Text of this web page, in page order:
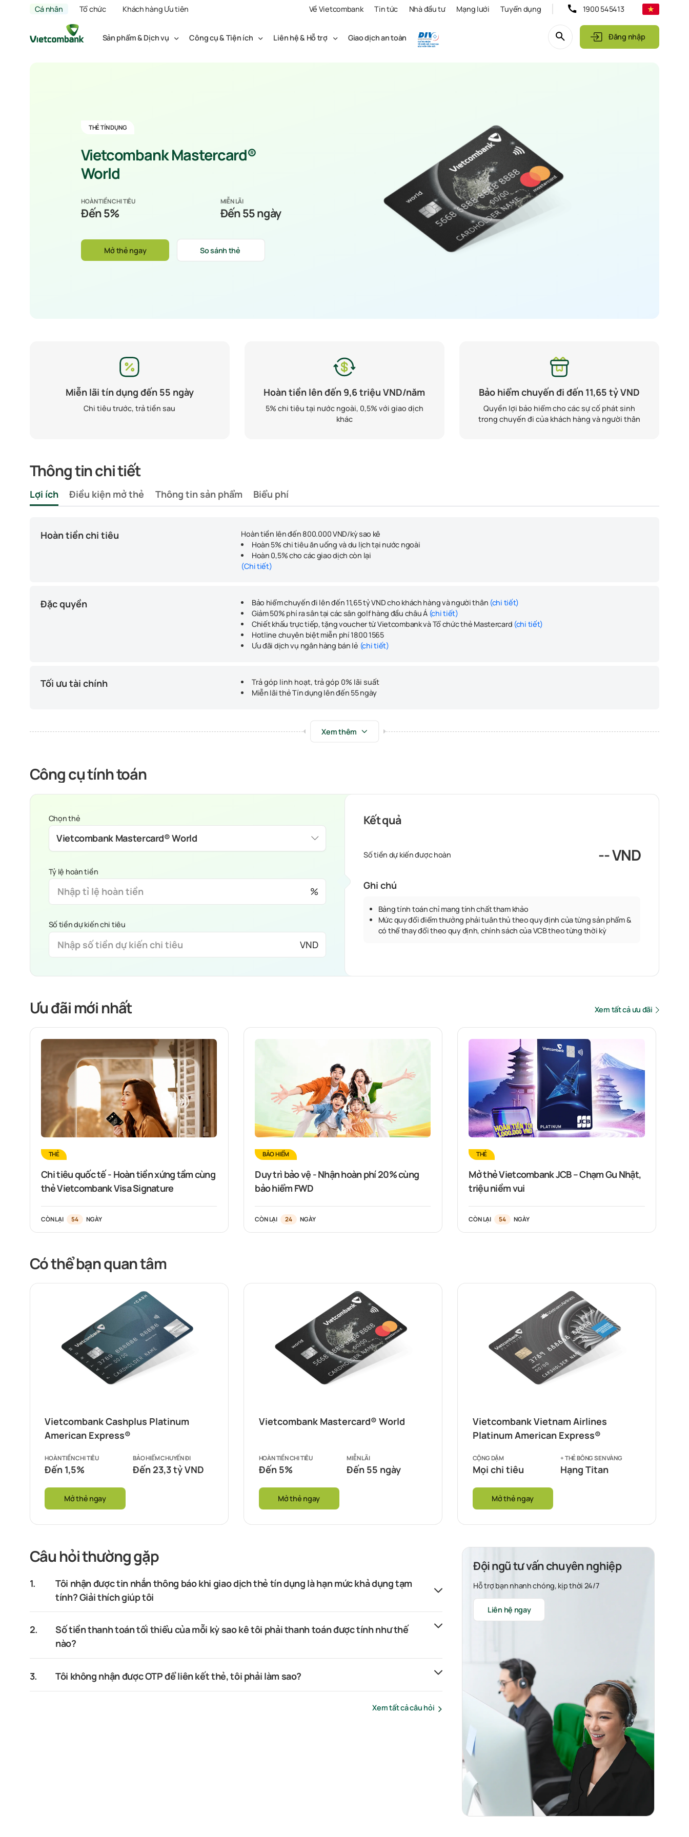
Cá nhân Tổ chức Khách hàng Ưu tiên Về Vietcombank Tin tức Nhà đầu tư Mạng lưới Tuyển dụng 1900 545413
Sản phẩm & Dịch vụ Công cụ & Tiện ích Liên hệ & Hỗ trợ Giao dịch an toàn Đăng nhập
THẺ TÍN DỤNG
Vietcombank Mastercard®
World
HOÀN TIỀN CHI TIÊU
Đến 5%
MIỄN LÃI
Đến 55 ngày
Mở thẻ ngay So sánh thẻ
Miễn lãi tín dụng đến 55 ngày
Chi tiêu trước, trả tiền sau
Hoàn tiền lên đến 9,6 triệu VND/năm
5% chi tiêu tại nước ngoài, 0,5% với giao dịch
khác
Bảo hiểm chuyến đi đến 11,65 tỷ VND
Quyền lợi bảo hiểm cho các sự cố phát sinh
trong chuyến đi của khách hàng và người thân
Thông tin chi tiết
Lợi ích Điều kiện mở thẻ Thông tin sản phẩm Biểu phí
Hoàn tiền chi tiêu
Hoàn tiền lên đến 800.000 VND/kỳ sao kê
Hoàn 5% chi tiêu ăn uống và du lịch tại nước ngoài
Hoàn 0,5% cho các giao dịch còn lại
(Chi tiết)
Đặc quyền Bảo hiểm chuyến đi lên đến 11,65 tỷ VND cho khách hàng và người thân (chi tiết)
Giảm 50% phí ra sân tại các sân golf hàng đầu châu Á (chi tiết)
Chiết khấu trực tiếp, tặng voucher từ Vietcombank và Tổ chức thẻ Mastercard (chi tiết)
Hotline chuyên biệt miễn phí 1800 1565
Ưu đãi dịch vụ ngân hàng bán lẻ (chi tiết)
Tối ưu tài chính
Trả góp linh hoạt, trả góp 0% lãi suất
Miễn lãi thẻ Tín dụng lên đến 55 ngày
Xem thêm
Công cụ tính toán
Chọn thẻ
Vietcombank Mastercard® World
Tỷ lệ hoàn tiền
%
Số tiền dự kiến chi tiêu
VND
Kết quả
Số tiền dự kiến được hoàn -- VND
Ghi chú
Bảng tính toán chỉ mang tính chất tham khảo
Mức quy đổi điểm thưởng phải tuân thủ theo quy định của từng sản phẩm &
có thể thay đổi theo quy định, chính sách của VCB theo từng thời kỳ
Ưu đãi mới nhất Xem tất cả ưu đãi
THẺ
Chi tiêu quốc tế - Hoàn tiền xứng tầm cùng
thẻ Vietcombank Visa Signature
CÒN LẠI 54 NGÀY
BẢO HIỂM
Duy trì bảo vệ - Nhận hoàn phí 20% cùng
bảo hiểm FWD
CÒN LẠI 24 NGÀY
THẺ
Mở thẻ Vietcombank JCB – Chạm Gu Nhật,
triệu niềm vui
CÒN LẠI 54 NGÀY
Có thể bạn quan tâm
Vietcombank Cashplus Platinum
American Express®
HOÀN TIỀN CHI TIÊU
Đến 1,5%
BẢO HIỂM CHUYẾN ĐI
Đến 23,3 tỷ VND
Mở thẻ ngay
Vietcombank Mastercard® World
HOÀN TIỀN CHI TIÊU
Đến 5%
MIỄN LÃI
Đến 55 ngày
Mở thẻ ngay
Vietcombank Vietnam Airlines
Platinum American Express®
CỘNG DẶM
Mọi chi tiêu
+ THẺ BÔNG SEN VÀNG
Hạng Titan
Mở thẻ ngay
Câu hỏi thường gặp
1.
Tôi nhận được tin nhắn thông báo khi giao dịch thẻ tín dụng là hạn mức khả dụng tạm
tính? Giải thích giúp tôi
2.
Số tiền thanh toán tối thiểu của mỗi kỳ sao kê tôi phải thanh toán được tính như thế
nào?
3. Tôi không nhận được OTP để liên kết thẻ, tôi phải làm sao?
Xem tất cả câu hỏi
Đội ngũ tư vấn chuyên nghiệp
Hỗ trợ bạn nhanh chóng, kịp thời 24/7
Liên hệ ngay